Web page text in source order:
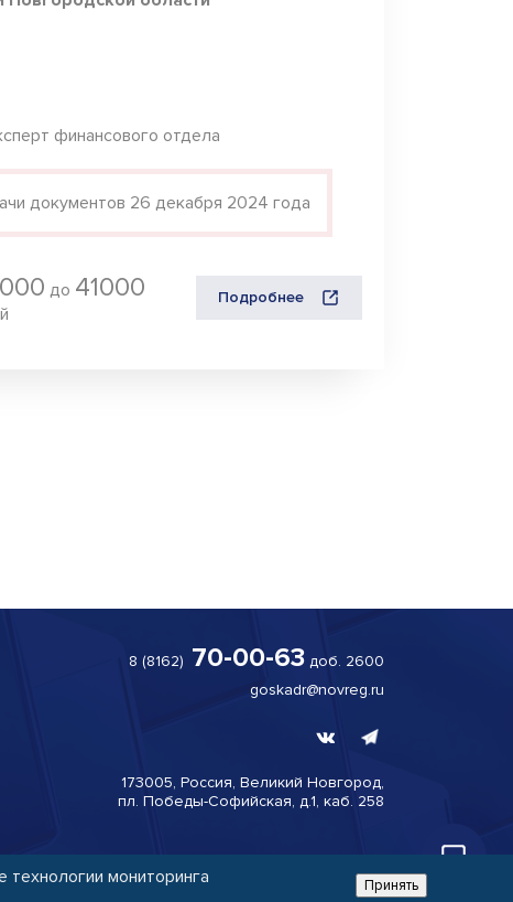
финансового отдела
документов 26 декабря 2024 года
до 41000 Подробнее
8 (8162) 70-00-63 доб. 2600
goskadr@novreg.ru
173005, Россия, Великий Новгород,
пл. Победы-Софийская, д.1, каб. 258
Использование персональных данных
мониторинга
Принять